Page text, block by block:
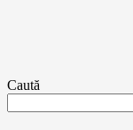
Caută